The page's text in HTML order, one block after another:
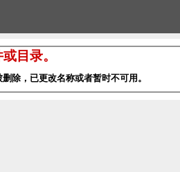
目录。
除，已更改名称或者暂时不可用。